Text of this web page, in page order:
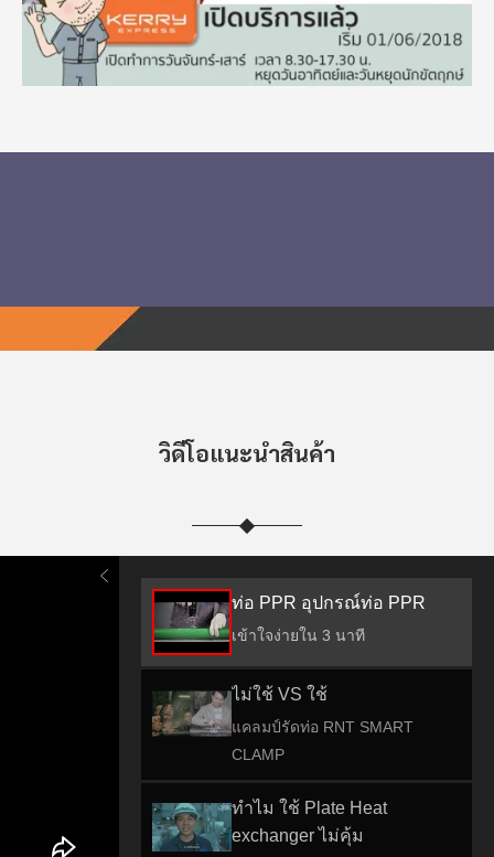
วิดีโอแนะนำสินค้า
ท่อ PPR อุปกรณ์ท่อ PPR
เข้าใจง่ายใน 3 นาที
ไม่ใช้ VS ใช้
แคลมป์รัดท่อ RNT SMART
CLAMP
ทำไม ใช้ Plate Heat
exchanger ไม่คุ้ม